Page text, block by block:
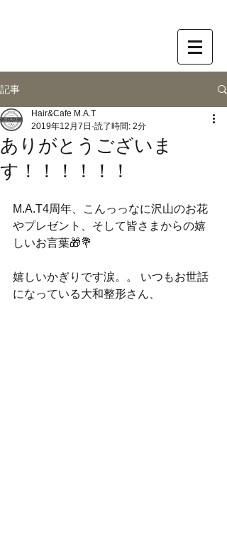
記事
ありがとうございま
す！！！！！！
Hair&Cafe M.A.T
2019年12月7日 読了時間: 2分
M.A.T4周年、こんっっなに沢山のお花
やプレゼント、そして皆さまからの嬉
しいお言葉🎁💐
嬉しいかぎりです涙。。 いつもお世話
になっている大和整形さん、